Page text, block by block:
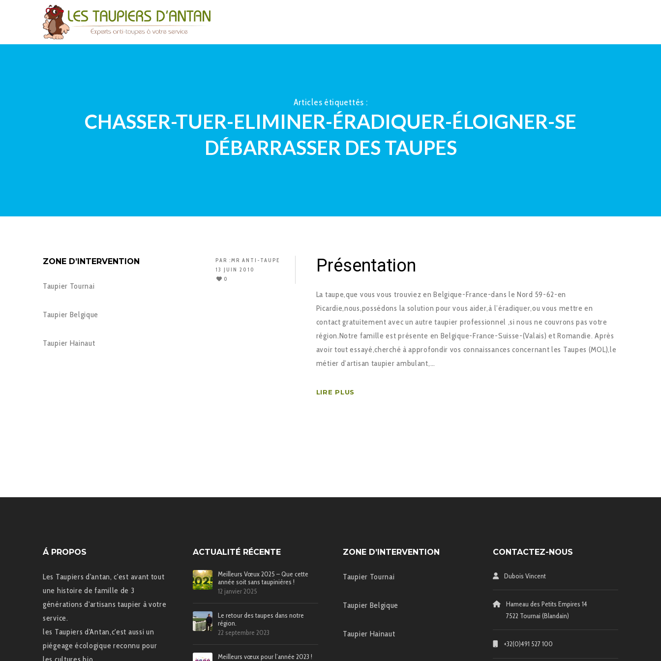
Articles étiquettés :
CHASSER-TUER-ELIMINER-ÉRADIQUER-ÉLOIGNER-SE
DÉBARRASSER DES TAUPES
PAR :MR ANTI-TAUPE
13 JUIN 2010
0
Présentation
La taupe,que vous vous trouviez en Belgique-France-dans le Nord 59-62-en
Picardie,nous,possédons la solution pour vous aider,à l’éradiquer,ou vous mettre en
contact gratuitement avec un autre taupier professionnel ,si nous ne couvrons pas votre
région.Notre famille est présente en Belgique-France-Suisse-(Valais) et Romandie. Après
avoir tout essayé,cherché à approfondir vos connaissances concernant les Taupes (MOL),le
métier d’artisan taupier ambulant,…
LIRE PLUS
ZONE D’INTERVENTION
Taupier Tournai
Taupier Belgique
Taupier Hainaut
Á PROPOS
Les Taupiers d'antan, c'est avant tout
une histoire de famille de 3
générations d'artisans taupier à votre
service.
les Taupiers d'Antan,c'est aussi un
piégeage écologique reconnu pour
ACTUALITÉ RÉCENTE
Meilleurs Vœux 2025 – Que cette
année soit sans taupinières !
12 janvier 2025
Le retour des taupes dans notre
région.
22 septembre 2023
Meilleurs vœux pour l’année 2023 !
ZONE D’INTERVENTION
Taupier Tournai
Taupier Belgique
Taupier Hainaut
CONTACTEZ-NOUS
Dubois Vincent
Hameau des Petits Empires 14
7522 Tournai (Blandain)
+32(0)491 527 100